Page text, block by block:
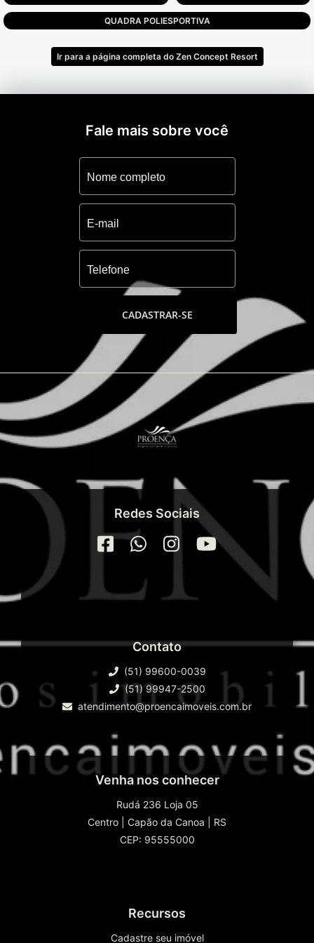
O complexo esportivo oferece diversas
opções de atividades para os moradores,
como o sports lounge, uma quadra de tênis
tênis coberta com piso saibro, uma quadra
quadras de beach tennis.
O estilo Zen do empreendimento é
percebido no paisagismo inspirado na flora
tropical brasileira, na estreita relação dos
implantação de decks padronizados nos
terrenos beira lago.
A Casa Zen é uma estrutura de apoio junto
ao mar para uso exclusivo dos condôminos,
que conta com um quiosque, chuveiros e um
depósito de cadeiras e itens de praia.
O Zen Concept Resort é um
empreendimento completo que oferece
conforto, segurança e bem-estar, em um
ambiente que une a natureza e o alto
padrão, com cuidados em cada detalhe para
proporcionar uma experiência única e
QUADRA POLIESPORTIVA
Ir para a página completa do Zen Concept Resort
Fale mais sobre você
CADASTRAR-SE
Redes Sociais
Contato
(51) 99600-0039
(51) 99947-2500
atendimento@proencaimoveis.com.br
Venha nos conhecer
Rudá 236 Loja 05
Centro
Capão da Canoa
RS
CEP: 95555000
Recursos
Cadastre seu imóvel